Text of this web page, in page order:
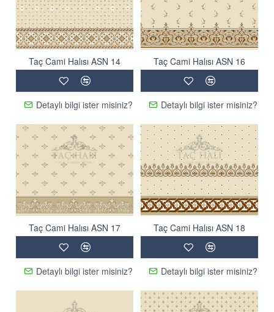
Taç Cami Halısı ASN 14
Detaylı bilgi ister misiniz?
Taç Cami Halısı ASN 16
Detaylı bilgi ister misiniz?
Taç Cami Halısı ASN 17
Detaylı bilgi ister misiniz?
Taç Cami Halısı ASN 18
Detaylı bilgi ister misiniz?